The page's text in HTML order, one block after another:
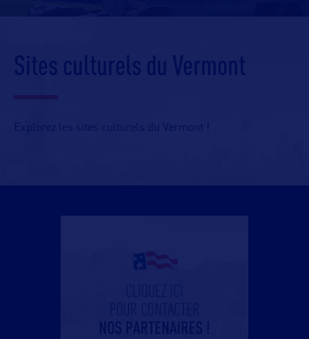
Sites culturels du Vermont
Explorez les sites culturels du Vermont !